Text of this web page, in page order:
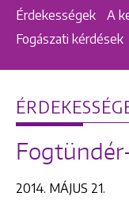
Érdekességek
A
Fogászati kérdések
2014. MÁJUS 21.